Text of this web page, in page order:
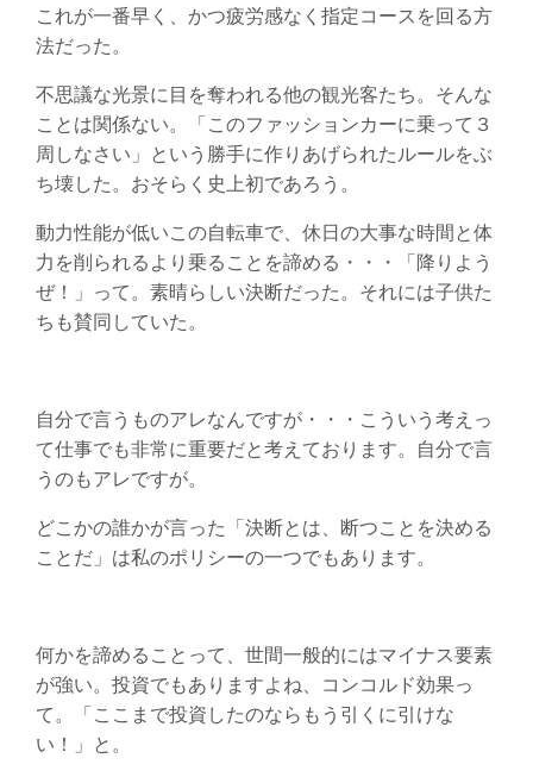
これが一番早く、かつ疲労感なく指定コースを回る方
法だった。
不思議な光景に目を奪われる他の観光客たち。そんな
ことは関係ない。「このファッションカーに乗って３
周しなさい」という勝手に作りあげられたルールをぶ
ち壊した。おそらく史上初であろう。
動力性能が低いこの自転車で、休日の大事な時間と体
力を削られるより乗ることを諦める・・・「降りよう
ぜ！」って。素晴らしい決断だった。それには子供た
ちも賛同していた。
自分で言うものアレなんですが・・・こういう考えっ
て仕事でも非常に重要だと考えております。自分で言
うのもアレですが。
どこかの誰かが言った「決断とは、断つことを決める
ことだ」は私のポリシーの一つでもあります。
何かを諦めることって、世間一般的にはマイナス要素
が強い。投資でもありますよね、コンコルド効果っ
て。「ここまで投資したのならもう引くに引けな
い！」と。